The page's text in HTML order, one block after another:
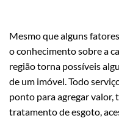
Mesmo que alguns
o conhecimento sobre a
região torna possíveis
de um imóvel. Todo
ponto para agregar valor,
tratamento de esgoto,